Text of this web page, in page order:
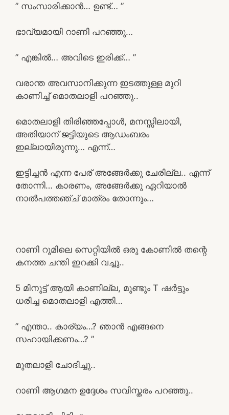
” സംസാരിക്കാൻ… ഉണ്ട്… ”
ഭാവ്യമായി റാണി പറഞ്ഞു…
” എങ്കിൽ… അവിടെ ഇരിക്ക്… ”
വരാന്ത അവസാനിക്കുന്ന ഇടത്തുള്ള മുറി
കാണിച്ച് മൊതലാളി പറഞ്ഞു..
മൊതലാളി തിരിഞ്ഞപ്പോൾ, മനസ്സിലായി,
അതിയാന് ജട്ടിയുടെ ആഡംബരം
ഇല്ലായിരുന്നു… എന്ന്…
ഇട്ടിച്ചൻ എന്ന പേര് അങ്ങേർക്കു ചേരില്ല.. എന്ന്
തോന്നി… കാരണം, അങ്ങേർക്കു ഏറിയാൽ
നാൽപത്തഞ്ച് മാത്രം തോന്നും…
റാണി റൂമിലെ സെറ്റിയിൽ ഒരു കോണിൽ തന്റെ
കനത്ത ചന്തി ഇറക്കി വച്ചു..
5 മിനുട്ട് ആയി കാണില്ല, മുണ്ടും T ഷർട്ടും
ധരിച്ച മൊതലാളി എത്തി…
” എന്താ.. കാര്യം…? ഞാൻ എങ്ങനെ
സഹായിക്കണം…? ”
മുതലാളി ചോദിച്ചു..
റാണി ആഗമന ഉദ്ദേശം സവിസ്തരം പറഞ്ഞു..